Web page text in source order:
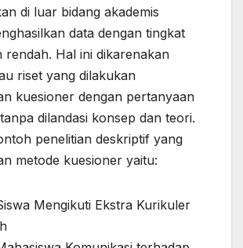
di luar bidang akademis
data dengan tingkat
rendah. Hal ini dikarenakan
riset yang dilakukan
kuesioner dengan pertanyaan
dilandasi konsep dan teori.
penelitian deskriptif yang
metode kuesioner yaitu:
Mengikuti Ekstra Kurikuler